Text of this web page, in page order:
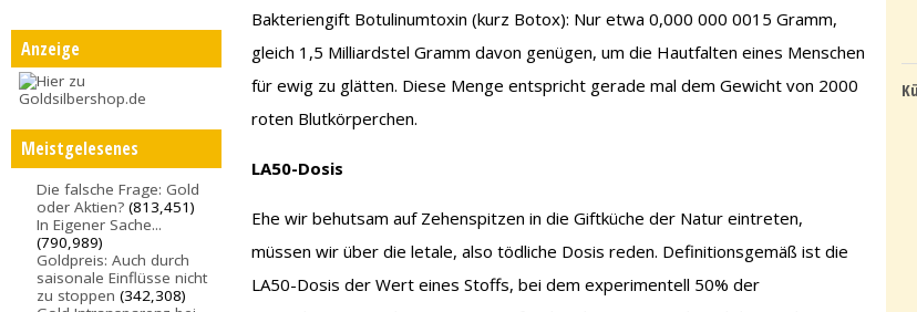
Anzeige
Meistgelesenes
Die falsche Frage: Gold
oder Aktien? (813,451)
In Eigener Sache...
(790,989)
Goldpreis: Auch durch
saisonale Einflüsse nicht
zu stoppen (342,308)
Bakteriengift Botulinumtoxin (kurz Botox): Nur etwa 0,000 000 0015 Gramm,
gleich 1,5 Milliardstel Gramm davon genügen, um die Hautfalten eines Menschen
für ewig zu glätten. Diese Menge entspricht gerade mal dem Gewicht von 2000
roten Blutkörperchen.
LA50-Dosis
Ehe wir behutsam auf Zehenspitzen in die Giftküche der Natur eintreten,
müssen wir über die letale, also tödliche Dosis reden. Definitionsgemäß ist die
LA50-Dosis der Wert eines Stoffs, bei dem experimentell 50% der